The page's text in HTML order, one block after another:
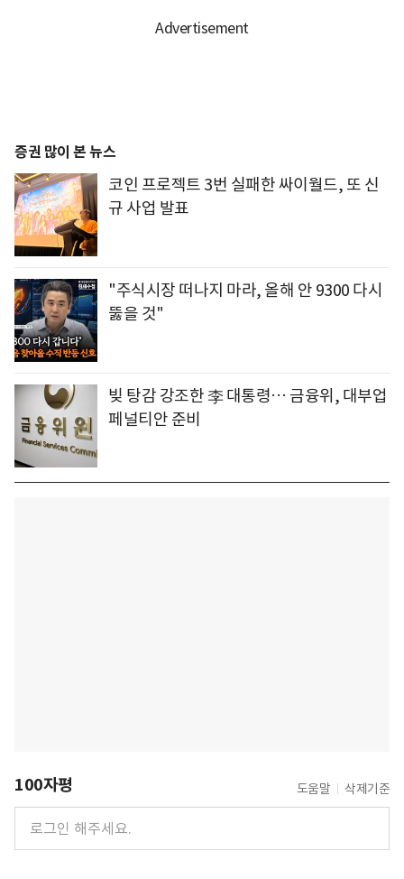
증권 많이 본 뉴스
코인 프로젝트 3번 실패한 싸이월드, 또 신
규 사업 발표
"주식시장 떠나지 마라, 올해 안 9300 다시
뚫을 것"
빚 탕감 강조한 李 대통령… 금융위, 대부업
페널티안 준비
100자평 도움말 삭제기준